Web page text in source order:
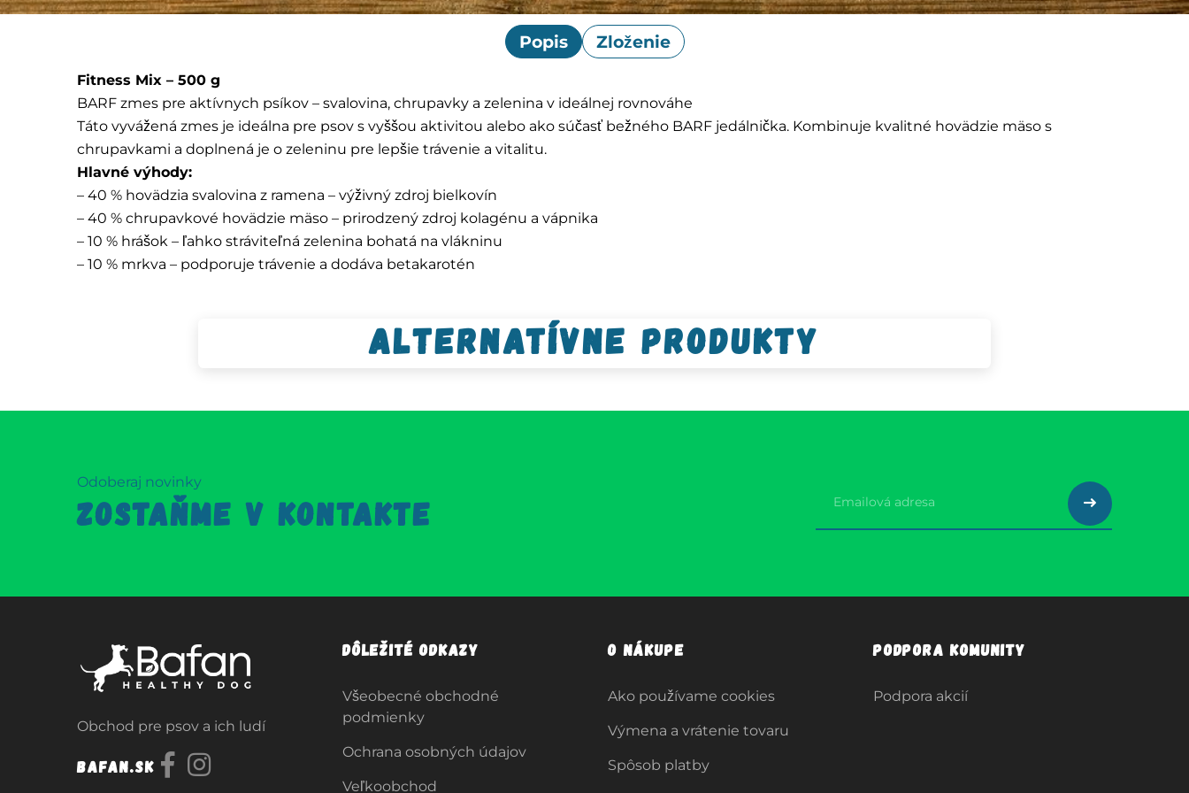
Popis Zloženie
Fitness Mix – 500 g
BARF zmes pre aktívnych psíkov – svalovina, chrupavky a zelenina v ideálnej rovnováhe
Táto vyvážená zmes je ideálna pre psov s vyššou aktivitou alebo ako súčasť bežného BARF jedálnička. Kombinuje kvalitné hovädzie mäso s
chrupavkami a doplnená je o zeleninu pre lepšie trávenie a vitalitu.
Hlavné výhody:
– 40 % hovädzia svalovina z ramena – výživný zdroj bielkovín
– 40 % chrupavkové hovädzie mäso – prirodzený zdroj kolagénu a vápnika
– 10 % hrášok – ľahko stráviteľná zelenina bohatá na vlákninu
– 10 % mrkva – podporuje trávenie a dodáva betakarotén
Alternatívne produkty
Odoberaj novinky
ZOSTAŇME V KONTAKTE
Obchod pre psov a ich ludí
Bafan.sk
Dôležité odkazy
Všeobecné obchodné
podmienky
Ochrana osobných údajov
Veľkoobchod
O nákupe
Ako používame cookies
Výmena a vrátenie tovaru
Spôsob platby
Podpora komunity
Podpora akcií